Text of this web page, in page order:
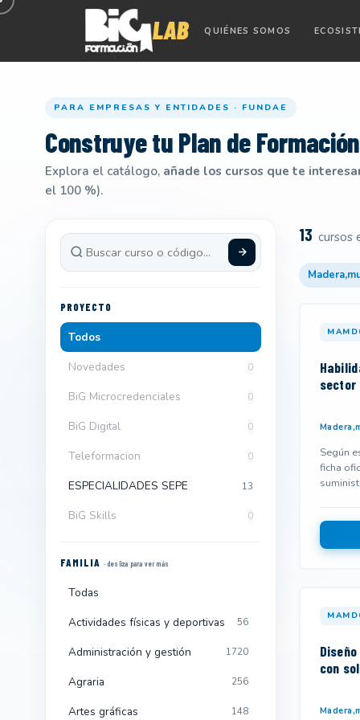
QUIÉNES SOMOS
PARA EMPRESAS Y ENTIDADES · FUNDAE
Construye tuPlan de Formación
Explora el catálogo, añade los cursos que te
el 100 %).
PROYECTO
Todos
Novedades
0
BiG Microcredenciales 0
BiG Digital 0
Teleformacion 0
ESPECIALIDADES SEPE 13
BiG Skills 0
FAMILIA · desliza para ver más
Todas
Actividades físicas y deportivas
56
Administración y gestión 1720
Agraria 256
Artes gráficas 148
13 cursos
sector
Según
ficha
con